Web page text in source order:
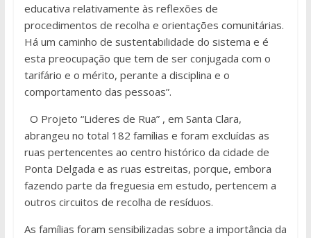
educativa relativamente às reflexões de
procedimentos de recolha e orientações comunitárias.
Há um caminho de sustentabilidade do sistema e é
esta preocupação que tem de ser conjugada com o
tarifário e o mérito, perante a disciplina e o
comportamento das pessoas”.
O Projeto “Lideres de Rua” , em Santa Clara,
abrangeu no total 182 famílias e foram excluídas as
ruas pertencentes ao centro histórico da cidade de
Ponta Delgada e as ruas estreitas, porque, embora
fazendo parte da freguesia em estudo, pertencem a
outros circuitos de recolha de resíduos.
As famílias foram sensibilizadas sobre a importância da